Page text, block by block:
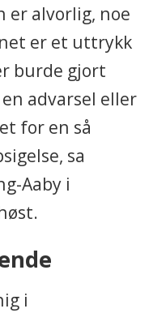
noen
funnet
er alvorlig, noe
er et uttrykk
burde gjort
advarsel eller
for en så
sa
Aaby i
i